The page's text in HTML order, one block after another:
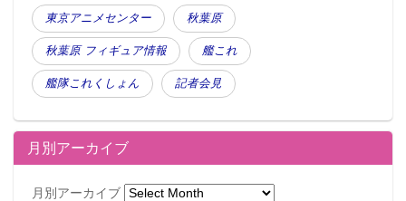
東京アニメセンター 秋葉原
秋葉原 フィギュア情報 艦これ
艦隊これくしょん 記者会見
月別アーカイブ
月別アーカイブ